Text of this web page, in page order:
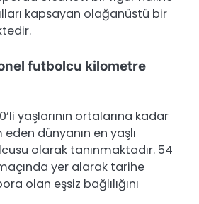
kapsayan olağanüstü bir
futbolcu kilometre
yaşlarının ortalarına kadar
dünyanın en yaşlı
olarak tanınmaktadır. 54
yer alarak tarihe
olan eşsiz bağlılığını